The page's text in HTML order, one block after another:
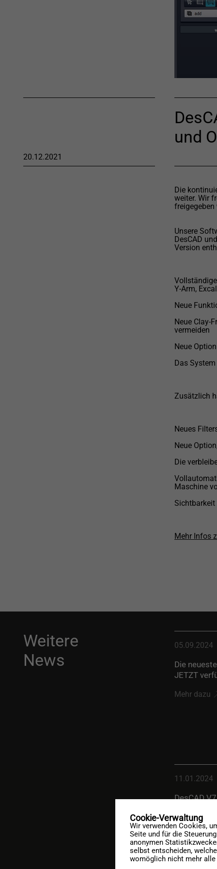
20.12.2021
und
Die
weiter. Wir
freigegeben
Unsere
DesCAD
Version
Y-Arm,
Neue
Neue Clay-
vermeiden
Neue
Das
Zusätzlich
Neues
Neue
Die
Maschine
Sichtbarkeit
Mehr Infos
Weitere
News
05.09.2024
Die
JETZT
Mehr dazu
11.01.2024
DesCAD
Mehr dazu
Cookie-Verwaltung
Wir verwenden Cookies,
Seite und für die
anonymen
selbst entscheiden,
womöglich nicht mehr alle